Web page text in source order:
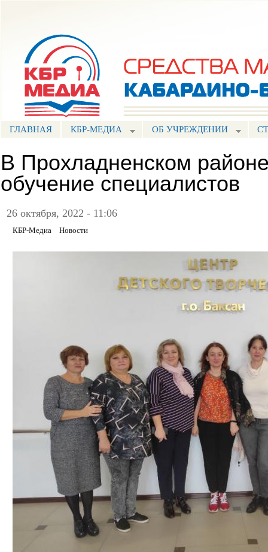
ГЛАВНАЯ КБР-МЕДИА ОБ УЧРЕЖДЕНИИ
В Прохладненском
обучение специалистов
26 октября, 2022 - 11:06
КБР-Медиа Новости